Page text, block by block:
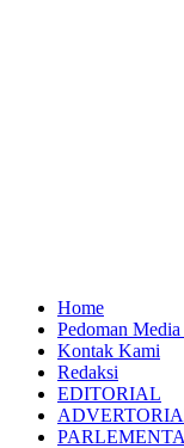
Home
Pedoman
Kontak Kami
Redaksi
EDITORIAL